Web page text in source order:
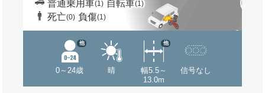
普通乗用車(1) 自転車(1)
死亡(0) 負傷(1)
0～24歳
他
晴
幅5.5～
13.0m
他
信号なし